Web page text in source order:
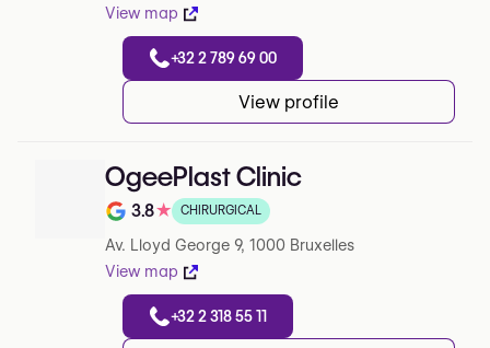
View map
+32 2 789 69 00
View profile
OgeePlast Clinic
Note de 3.8 sur 5 sur Google
3.8★ CHIRURGICAL
Av. Lloyd George 9, 1000 Bruxelles
View map
+32 2 318 55 11